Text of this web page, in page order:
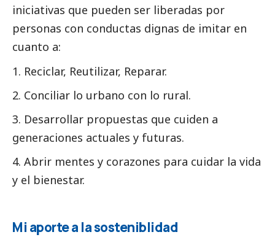
iniciativas que pueden ser liberadas por
personas con conductas dignas de imitar en
cuanto a:
Reciclar, Reutilizar, Reparar.
Conciliar lo urbano con lo rural.
Desarrollar propuestas que cuiden a
generaciones actuales y futuras.
Abrir mentes y corazones para cuidar la vida
y el bienestar.
Mi aporte a la sosteniblidad